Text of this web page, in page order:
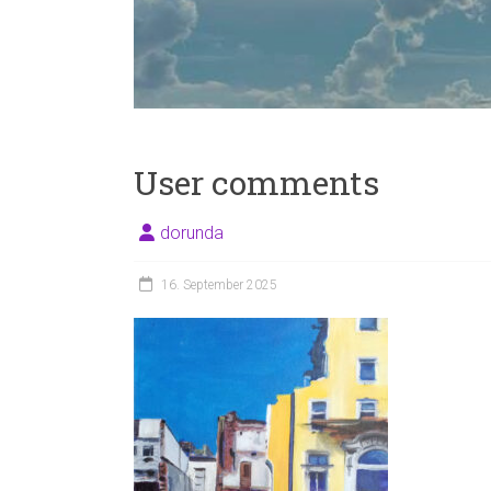
Freude.
User comments
dorunda
16. September 2025